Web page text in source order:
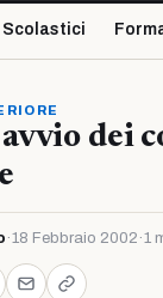
avvio dei
·18 Febbraio 2002 ·1